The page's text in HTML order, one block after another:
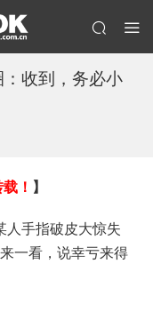
：收到，务必小
！ 】
手指破皮大惊失
一看，说幸亏来得